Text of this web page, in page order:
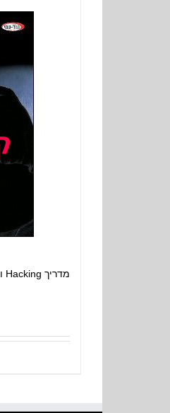
מדריך Hacking ואבטחת מידע, קובץ PDF להורדה